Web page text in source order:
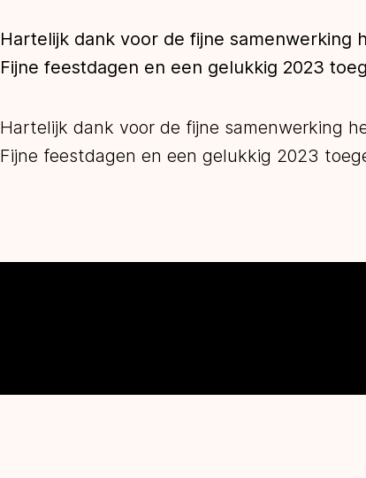
Hartelijk dank voor de fijne samenwerking
Fijne feestdagen en een gelukkig 2023
Hartelijk dank voor de fijne samenwerking
Fijne feestdagen en een gelukkig 2023